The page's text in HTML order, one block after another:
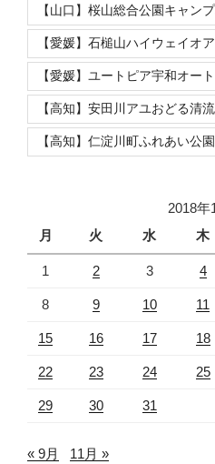
【山口】桜山総合公園キャン
【愛媛】石槌山ハイウェイオ
【愛媛】ユートピア宇和オー
【高知】安田川アユおどる清
【高知】仁淀川町ふれあい公
2018年
月
火 水 木
1 2 3 4
8 9 10 11
15 16 17 18
22 23 24 25
29 30 31
« 9月 11月 »